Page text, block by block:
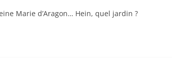
Marie d’Aragon… Hein, quel jardin ?